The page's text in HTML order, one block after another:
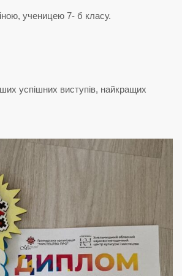
ученицею 7- б класу.
успішних виступів, найкращих